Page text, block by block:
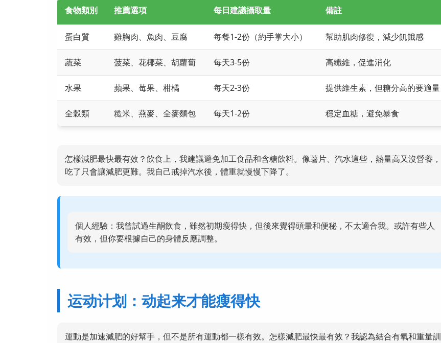
食物類別 推薦選項 每日建議攝取量 備註
蛋白質 雞胸肉、魚肉、豆腐 每餐1-2份（約手掌大小） 幫助肌肉修復，減少飢餓感
蔬菜 菠菜、花椰菜、胡蘿蔔 每天3-5份 高纖維，促進消化
水果 蘋果、莓果、柑橘 每天2-3份 提供維生素，但糖分高的要適量
全穀類 糙米、燕麥、全麥麵包 每天1-2份 穩定血糖，避免暴食
怎樣減肥最快最有效？飲食上，我建議避免加工食品和含糖飲料。像薯片、汽水這些，熱量高又沒營養，
吃了只會讓減肥更難。我自己戒掉汽水後，體重就慢慢下降了。
個人經驗：我曾試過生酮飲食，雖然初期瘦得快，但後來覺得頭暈和便秘，不太適合我。或許有些人
有效，但你要根據自己的身體反應調整。
运动计划：动起来才能瘦得快
運動是加速減肥的好幫手，但不是所有運動都一樣有效。怎樣減肥最快最有效？我認為結合有氧和重量訓